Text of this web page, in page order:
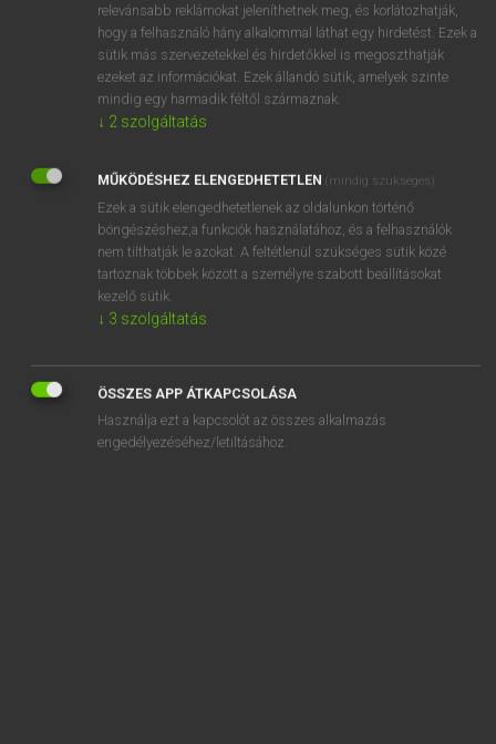
stirrup-bone
stirrup leather
MICROSOFT OFFICE BŐVÍTMÉNY
BEÉPÜLŐ SZÓTÁRMODUL
ONLINE NYELVVIZSGA
relevánsabb reklámokat jeleníthetnek meg, és korlátozhatják,
hogy a felhasználó hány alkalommal láthat egy hirdetést. Ezek a
sütik más szervezetekkel és hirdetőkkel is megoszthatják
ezeket az információkat. Ezek állandó sütik, amelyek szinte
mindig egy harmadik féltől származnak.
↓ 2 szolgáltatás
MŰKÖDÉSHEZ ELENGEDHETETLEN (mindig szükséges)
Ezek a sütik elengedhetetlenek az oldalunkon történő
böngészéshez,a funkciók használatához, és a felhasználók
nem tilthatják le azokat. A feltétlenül szükséges sütik közé
tartoznak többek között a személyre szabott beállításokat
kezelő sütik.
↓ 3 szolgáltatás
ÖSSZES APP ÁTKAPCSOLÁSA
Használja ezt a kapcsolót az összes alkalmazás
engedélyezéséhez/letiltásához.